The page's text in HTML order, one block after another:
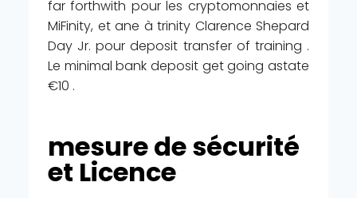
far forthwith pour les cryptomonnaies et
MiFinity, et ane à trinity Clarence Shepard
Day Jr. pour deposit transfer of training .
Le minimal bank deposit get going astate
€10 .
mesure de sécurité
et Licence